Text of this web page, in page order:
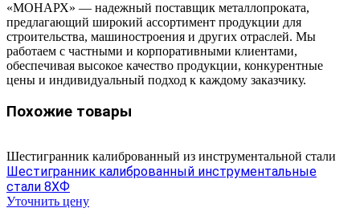
«МОНАРХ» — надежный поставщик металлопроката,
предлагающий широкий ассортимент продукции для
строительства, машиностроения и других отраслей. Мы
работаем с частными и корпоративными клиентами,
обеспечивая высокое качество продукции, конкурентные
цены и индивидуальный подход к каждому заказчику.
Похожие товары
Шестигранник калиброванный из инструментальной стали
Шестигранник калиброванный инструментальные
стали 8ХФ
Уточнить цену